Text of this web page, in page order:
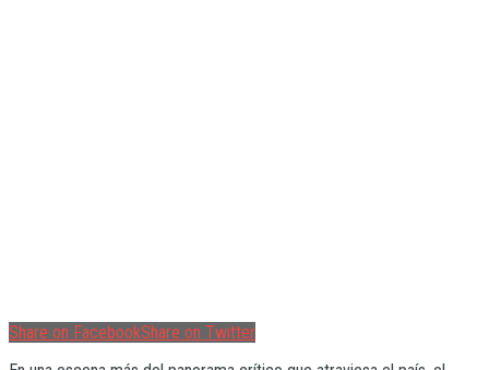
Share on FacebookShare on Twitter